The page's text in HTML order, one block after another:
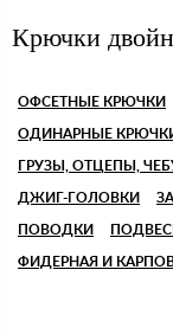
Крючки
ОФСЕТНЫЕ КРЮЧКИ
ОДИНАРНЫЕ
ГРУЗЫ, ОТЦЕПЫ,
ДЖИГ-ГОЛОВКИ
ПОВОДКИ
ФИДЕРНАЯ И